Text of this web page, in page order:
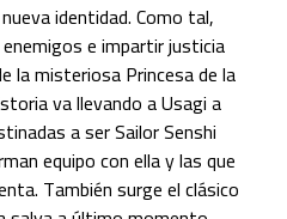
identidad. Como tal,
e impartir justicia
la misteriosa Princesa de la
va llevando a Usagi a
a ser Sailor Senshi
equipo con ella y las que
También surge el clásico